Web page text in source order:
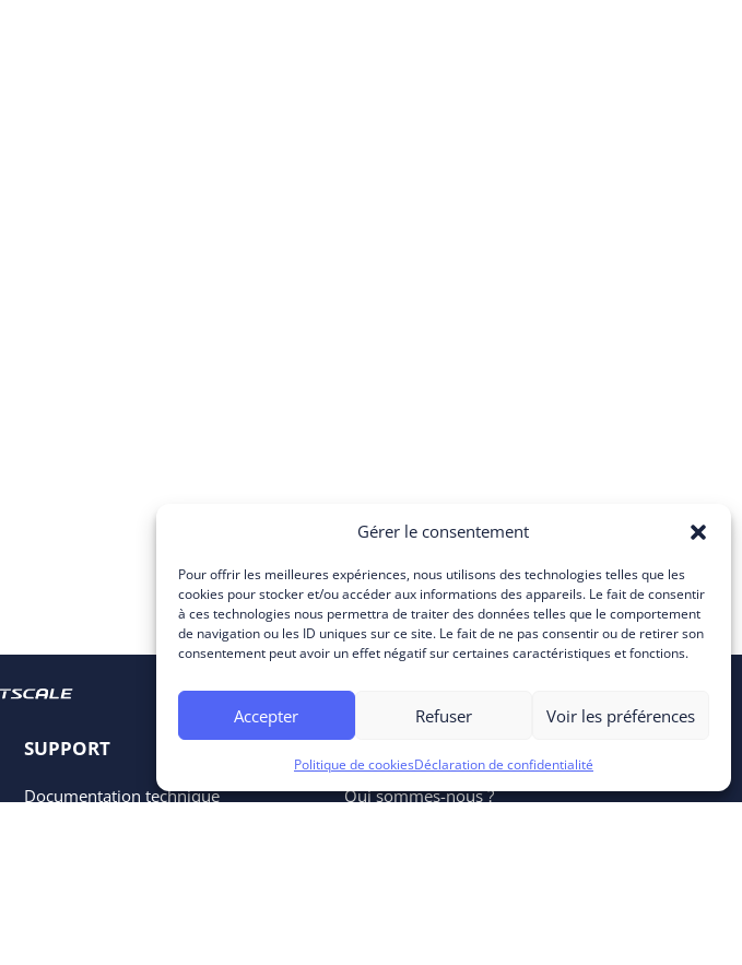
Gérer le consentement
Pour offrir les meilleures expériences, nous utilisons des technologies telles que les
cookies pour stocker et/ou accéder aux informations des appareils. Le fait de consentir
à ces technologies nous permettra de traiter des données telles que le comportement
de navigation ou les ID uniques sur ce site. Le fait de ne pas consentir ou de retirer son
consentement peut avoir un effet négatif sur certaines caractéristiques et fonctions.
Accepter Refuser Voir les préférences
Politique de cookiesDéclaration de confidentialité
SUPPORT
Documentation technique
A PROPOS
Qui sommes-nous ?